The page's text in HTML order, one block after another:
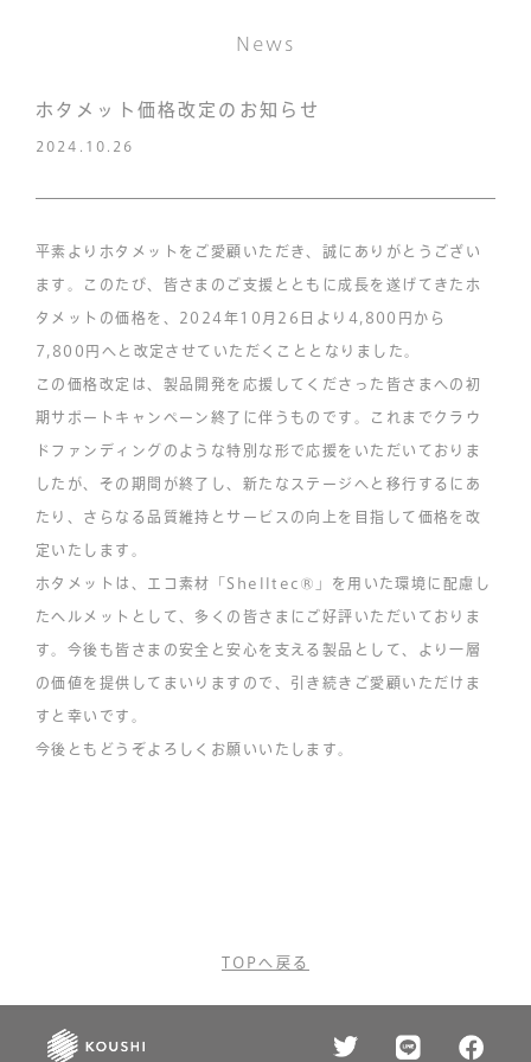
News
ホタメット価格改定のお知らせ
2024.10.26
平素よりホタメットをご愛顧いただき、誠にありがとうござい
ます。このたび、皆さまのご支援とともに成長を遂げてきたホ
タメットの価格を、2024年10月26日より4,800円から
7,800円へと改定させていただくこととなりました。
この価格改定は、製品開発を応援してくださった皆さまへの初
期サポートキャンペーン終了に伴うものです。これまでクラウ
ドファンディングのような特別な形で応援をいただいておりま
したが、その期間が終了し、新たなステージへと移行するにあ
たり、さらなる品質維持とサービスの向上を目指して価格を改
定いたします。
ホタメットは、エコ素材「Shelltec®」を用いた環境に配慮し
たヘルメットとして、多くの皆さまにご好評いただいておりま
す。今後も皆さまの安全と安心を支える製品として、より一層
の価値を提供してまいりますので、引き続きご愛顧いただけま
すと幸いです。
今後ともどうぞよろしくお願いいたします。
TOPへ戻る